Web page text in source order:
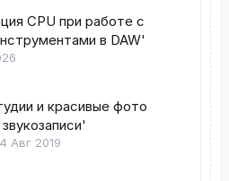
CPU при работе с
в DAW'
и красивые фото
4 Авг 2019